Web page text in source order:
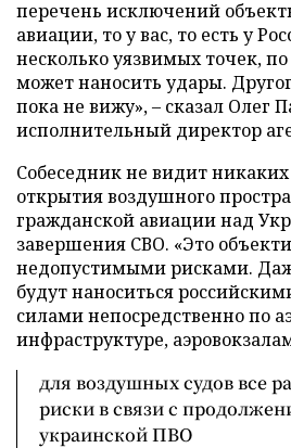
перечень исключений
авиации, то у вас, то есть у
несколько уязвимых точек,
может наносить удары.
пока не вижу», – сказал Олег
исполнительный директор
Собеседник не видит
открытия воздушного
гражданской авиации над
завершения СВО. «Это
недопустимыми рисками.
будут наноситься
силами непосредственно по
инфраструктуре,
для воздушных судов все
риски в связи с
украинской ПВО